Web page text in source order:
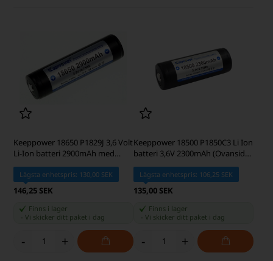
Keeppower 18650 P1829J 3,6 Volt
Li-Ion batteri 2900mAh med
säkerhetskrets
Lägsta enhetspris: 130,00 SEK
146,25 SEK
Finns i lager
-Vi skicker ditt paket i dag
- +
Keeppower 18500 P1850C3 Li Ion
batteri 3,6V 2300mAh (Ovansida
med knapp)
Lägsta enhetspris: 106,25 SEK
135,00 SEK
Finns i lager
Vi skicker ditt paket i dag
- +